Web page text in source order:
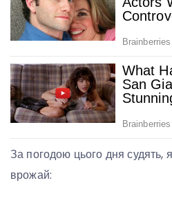
За погодою цього дня судять,
врожай: